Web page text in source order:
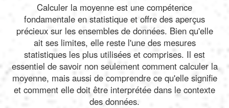
Calculer la moyenne est une compétence
fondamentale en statistique et offre des aperçus
précieux sur les ensembles de données. Bien qu'elle
ait ses limites, elle reste l'une des mesures
statistiques les plus utilisées et comprises. Il est
essentiel de savoir non seulement comment calculer la
moyenne, mais aussi de comprendre ce qu'elle signifie
et comment elle doit être interprétée dans le contexte
des données.